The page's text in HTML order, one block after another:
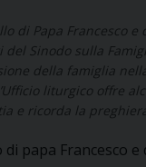
di Papa Francesco
Sinodo sulla
della famiglia
liturgico offre
e ricorda la
di papa Francesco